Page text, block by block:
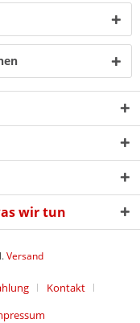
wir tun
Versand
Kontakt